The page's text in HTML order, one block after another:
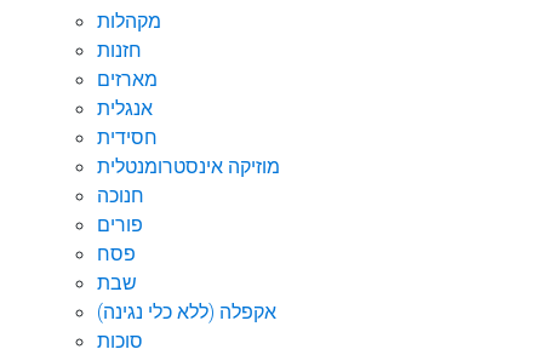
מקהלות
חזנות
מארזים
אנגלית
חסידית
מוזיקה אינסטרומנטלית
חנוכה
פורים
פסח
שבת
אקפלה (ללא כלי נגינה)
סוכות